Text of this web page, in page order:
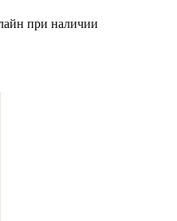
при наличии